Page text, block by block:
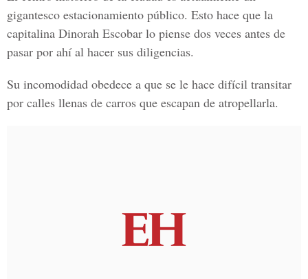
gigantesco estacionamiento público. Esto hace que la
capitalina Dinorah Escobar lo piense dos veces antes de
pasar por ahí al hacer sus diligencias.
Su incomodidad obedece a que se le hace difícil transitar
por calles llenas de carros que escapan de atropellarla.